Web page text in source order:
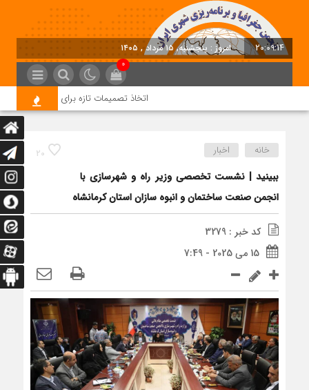
20:09:15 امروز : پنجشنبه, ۱۵ مرداد , ۱۴۰۵
0
اتخاذ تصمیمات تازه برای تسریع در روند
20 خانه اخبار
ببینید | نشست تخصصی وزیر راه و شهرسازی با
انجمن صنعت ساختمان و انبوه سازان استان کرمانشاه
کد خبر : 3279
15 می 2025 - 7:49